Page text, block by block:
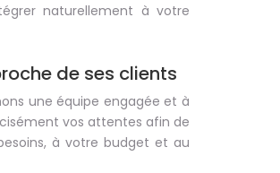
naturellement à votre
de ses clients
une équipe engagée et à
vos attentes afin de
à votre budget et au